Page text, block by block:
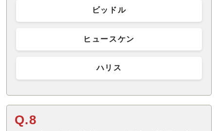
ビッドル
ヒュースケン
ハリス
Q.8